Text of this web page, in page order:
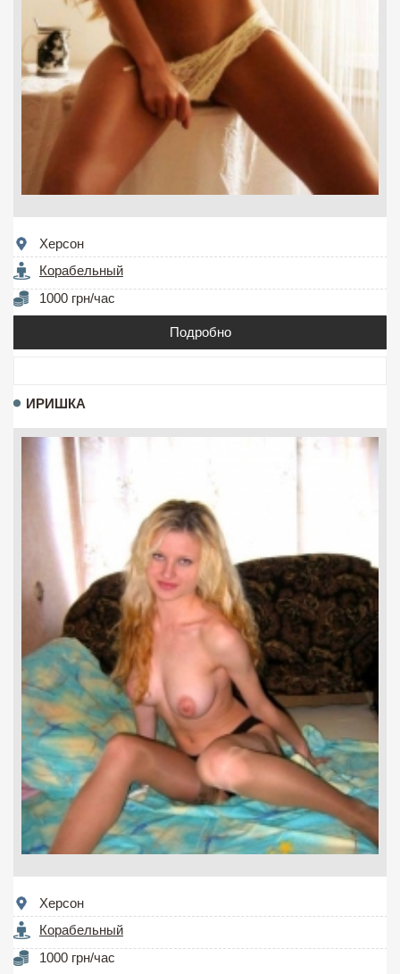
Херсон
Корабельный
1000 грн/час
Подробно
ИРИШКА
Херсон
Корабельный
1000 грн/час